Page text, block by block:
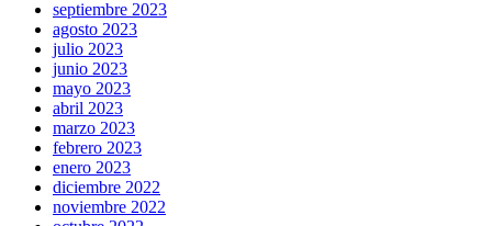
septiembre 2023
agosto 2023
julio 2023
junio 2023
mayo 2023
abril 2023
marzo 2023
febrero 2023
enero 2023
diciembre 2022
noviembre 2022